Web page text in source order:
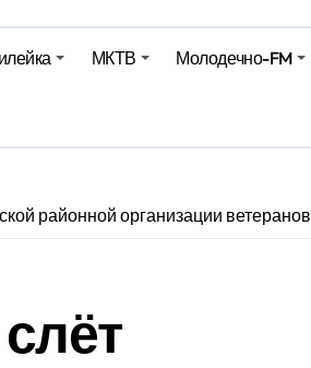
МКТВ Молодечно-FM
районной организации ветеранов